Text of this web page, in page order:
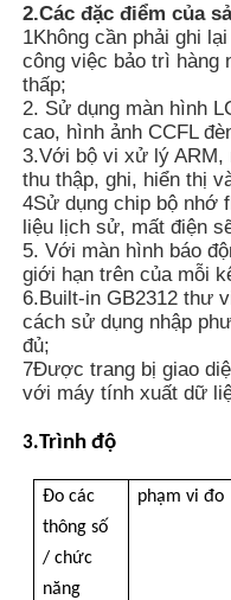
Hiển thị các trường
Yêu cầu báo giá
Máy phát hiện bức
liều kế cá nhân
Cảm biến tia X
Hệ thống giám sát
máy dò radon
Máy đo ion âm trong
2.Các đặc điểm của
1Không cần phải ghi
công việc bảo trì hàng
thấp;
2. Sử dụng màn hình
cao, hình ảnh CCFL
3.Với bộ vi xử lý ARM,
thu thập, ghi, hiển thị
4Sử dụng chip bộ nhớ
liệu lịch sử, mất điện
5. Với màn hình báo
giới hạn trên của mỗi
6.Built-in GB2312 thư
cách sử dụng nhập
đủ;
7Được trang bị giao
với máy tính xuất dữ
3.Trình độ
Đo các
thông số
/ chức
năng
phạm vi đo